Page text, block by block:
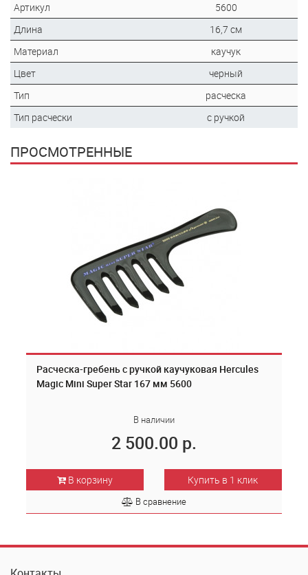
Артикул
5600
Длина
16,7 см
Материал
каучук
Цвет
черный
Тип
расческа
Тип расчески
с ручкой
ПРОСМОТРЕННЫЕ
Расческа-гребень с ручкой каучуковая Hercules
Magic Mini Super Star 167 мм 5600
В наличии
2 500.00 р.
В корзину Купить в 1 клик
В сравнение